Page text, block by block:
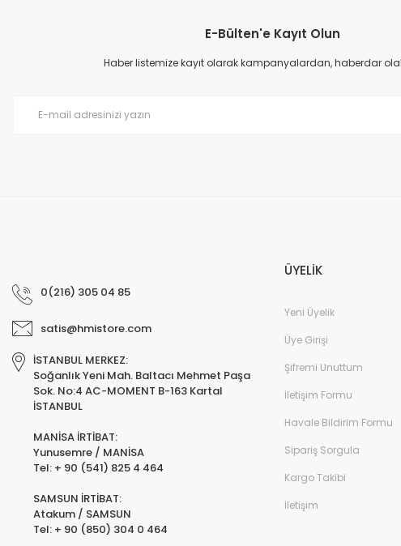
Ürün resmi kalitesiz, bozuk veya görüntülenemiyor.
Ürün açıklamasında eksik bilgiler bulunuyor.
E-Bülten'e Kayıt Olun
Haber listemize kayıt olarak kampanyalardan, haberdar
0(216) 305 04 85
satis@hmistore.com
İSTANBUL MERKEZ:
Soğanlık Yeni Mah. Baltacı Mehmet Paşa
Sok. No:4 AC-MOMENT B-163 Kartal
İSTANBUL
MANİSA İRTİBAT:
Yunusemre / MANİSA
Tel: + 90 (541) 825 4 464
SAMSUN İRTİBAT:
Atakum / SAMSUN
Tel: + 90 (850) 304 0 464
ÜYELİK
Yeni Üyelik
Üye Girişi
Şifremi Unuttum
İletişim Formu
Havale Bildirim Formu
Sipariş Sorgula
Kargo Takibi
İletişim